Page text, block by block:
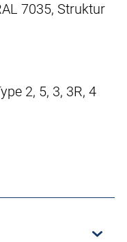
7035, Struktur
2, 5, 3, 3R, 4